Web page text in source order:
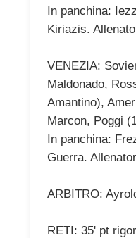
In panchina:
Kiriazis.
VENEZIA:
Maldonado,
Amantino),
Marcon, Poggi
In panchina:
Guerra.
ARBITRO:
RETI: 35' pt